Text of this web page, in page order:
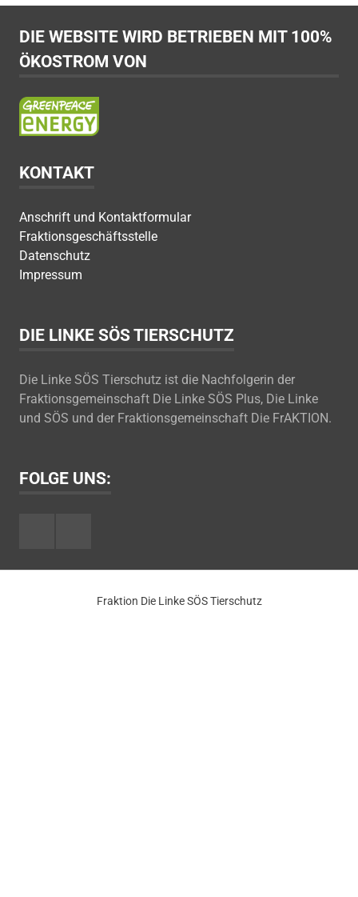
DIE WEBSITE WIRD BETRIEBEN MIT 100%
ÖKOSTROM VON
KONTAKT
Anschrift und Kontaktformular
Fraktionsgeschäftsstelle
Datenschutz
Impressum
DIE LINKE SÖS TIERSCHUTZ
Die Linke SÖS Tierschutz ist die Nachfolgerin der
Fraktionsgemeinschaft Die Linke SÖS Plus, Die Linke
und SÖS und der Fraktionsgemeinschaft Die FrAKTION.
FOLGE UNS:
Fraktion Die Linke SÖS Tierschutz